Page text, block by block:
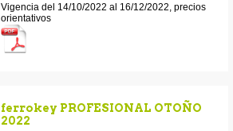
Vigencia del 14/10/2022 al 16/12/2022, precios
orientativos
ferrokey PROFESIONAL OTOÑO
2022